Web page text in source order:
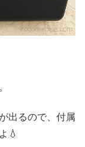
出るので、付属
💧